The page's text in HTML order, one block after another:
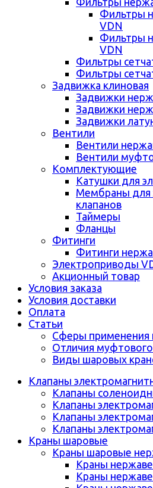
Фильтры
VDN
Фильтры
VDN
Фильтры
Фильтры
Задвижка клиновая
Задвижки
Задвижки
Задвижки
Вентили
Вентили
Вентили
Комплектующие
Катушки для
Мембраны для
клапанов
Таймеры
Фланцы
Фитинги
Фитинги
Электроприводы
Акционный товар
Условия заказа
Условия доставки
Оплата
Статьи
Сферы применения
Отличия
Виды шаровых
Клапаны
Клапаны
Клапаны
Клапаны
Клапаны
Краны шаровые
Краны шаровые
Краны
Краны